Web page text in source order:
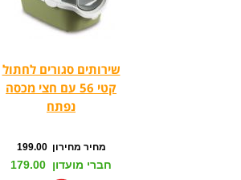
שירותים סגורים לחתול
קטי 56 עם חצי מכסה
נפתח
מחיר מחירון 199.00
חברי מועדון 179.00